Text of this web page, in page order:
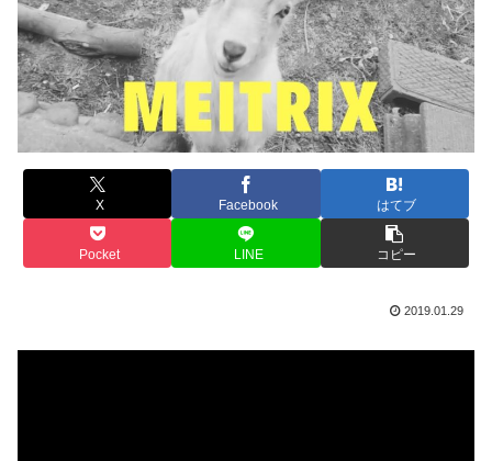
X Facebook はてブ
Pocket LINE コピー
2019.01.29